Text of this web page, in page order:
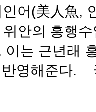
어(美人魚,
안의 흥행
이는 근년래
반영해준다.